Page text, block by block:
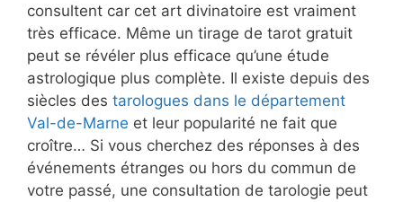
consultent car cet art divinatoire est vraiment
très efficace. Même un tirage de tarot gratuit
peut se révéler plus efficace qu’une étude
astrologique plus complète. Il existe depuis des
siècles des tarologues dans le département
Val-de-Marne et leur popularité ne fait que
croître… Si vous cherchez des réponses à des
événements étranges ou hors du commun de
votre passé, une consultation de tarologie peut